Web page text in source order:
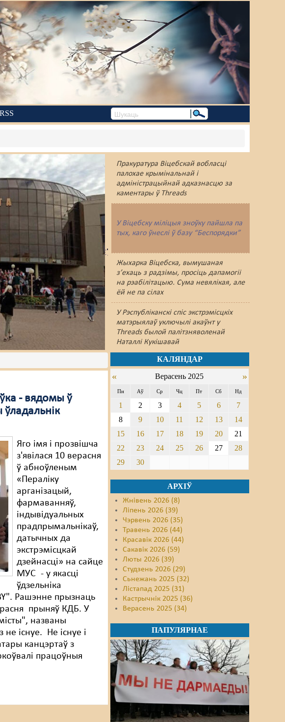
RSS
Пракуратура Віцебскай вобласці
палохае крымінальнай і
адміністрацыйнай адказнасцю за
каментары ў Threads
У Віцебску міліцыя зноўку пайшлa па
тых, каго ўнеслі ў базу “Беспорядки”
Жыхарка Віцебска, вымушаная
з’ехаць з радзімы, просіць дапамогіі
на рэабілітацыю. Сума невялікая, але
ёй не па сілах
У Рэспубліканскі спіс экстрэмісцкіх
матэрыялаў уключылі акаўнт у
Threads былой палітзняволенай
Наталлі Кукішавай
- вядомы ў
ўладальнік
Яго імя і прозвішча
з'явілася 10 верасня
ў абноўленым
«Пераліку
арганізацый,
фармаванняў,
індывідуальных
прадпрымальнікаў,
датычных да
экстрэмісцкай
дзейнасці» на сайце
МУС - у якасці
ўдзельніка
Рашэнне прызнаць
прыняў КДБ. У
названы
існуе. Не існуе і
канцэртаў з
працоўныя
КАЛЯНДАР
« Верасень 2025 »
Пн Аў Ср Чц Пт Сб Нд
1 2 3 4 5 6
7
8
9 10 11 12 13
14
15
16 17 18 19 20
21
22
23 24 25 26 27
28
29
30
АРХІЎ
Жнівень 2026 (8)
Ліпень 2026 (39)
Чэрвень 2026 (35)
Травень 2026 (44)
Красавік 2026 (44)
Сакавік 2026 (59)
Люты 2026 (39)
Студзень 2026 (29)
Сьнежань 2025 (32)
Лістапад 2025 (31)
Кастрычнік 2025 (36)
Верасень 2025 (34)
ПАПУЛЯРНАЕ